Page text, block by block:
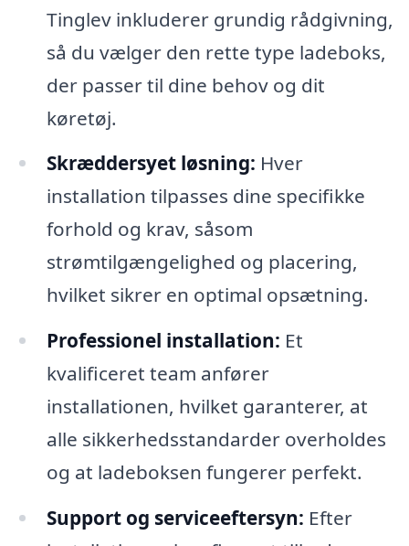
Tinglev inkluderer grundig rådgivning,
så du vælger den rette type ladeboks,
der passer til dine behov og dit
køretøj.
Skræddersyet løsning: Hver
installation tilpasses dine specifikke
forhold og krav, såsom
strømtilgængelighed og placering,
hvilket sikrer en optimal opsætning.
Professionel installation: Et
kvalificeret team anfører
installationen, hvilket garanterer, at
alle sikkerhedsstandarder overholdes
og at ladeboksen fungerer perfekt.
Support og serviceeftersyn: Efter